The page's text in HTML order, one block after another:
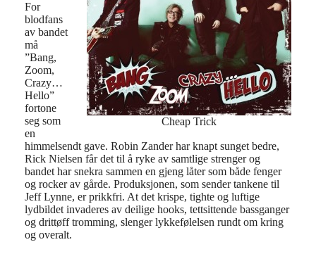
Cheap Trick
For
blodfans
av bandet
må
”Bang,
Zoom,
Crazy…
Hello”
fortone
seg som
en
himmelsendt gave. Robin Zander har knapt sunget bedre,
Rick Nielsen får det til å ryke av samtlige strenger og
bandet har snekra sammen en gjeng låter som både fenger
og rocker av gårde. Produksjonen, som sender tankene til
Jeff Lynne, er prikkfri. At det krispe, tighte og luftige
lydbildet invaderes av deilige hooks, tettsittende bassganger
og drittøff tromming, slenger lykkefølelsen rundt om kring
og overalt.